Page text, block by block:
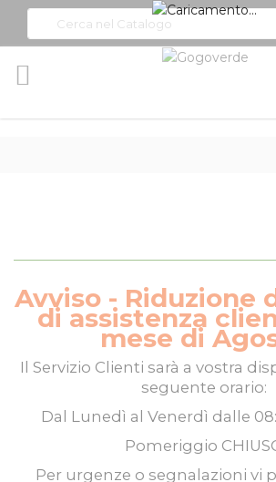
Avviso - Riduzione
di assistenza
mese di
Il Servizio Clienti sarà a vostra
seguente orario:
Dal Lunedì al Venerdì dalle
Pomeriggio
Per urgenze o segnalazioni vi